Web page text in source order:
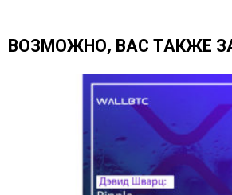
щ
ВОЗМОЖНО, ВАС ТАКЖЕ